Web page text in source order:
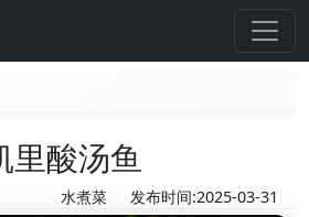
里酸汤鱼
水煮菜 发布时间:2025-03-31